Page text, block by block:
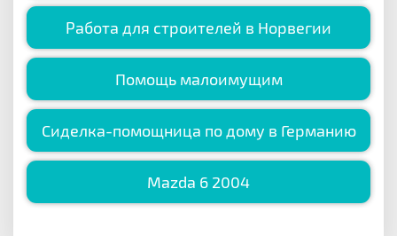
Работа для строителей в Норвегии
Помощь малоимущим
Сиделка-помощница по дому в Германию
Mazda 6 2004